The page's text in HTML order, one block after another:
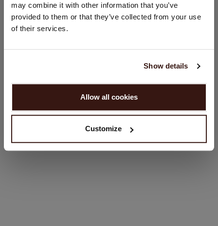
may combine it with other information that you’ve
provided to them or that they’ve collected from your use
of their services.
Show details
Allow all cookies
Customize
PASVORM
VERZENDEN & RETOURNEREN
Verenigde Staten ($)
GA VERDER